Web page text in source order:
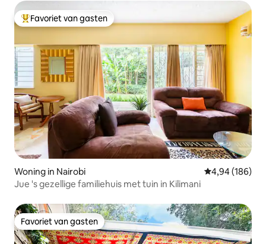
Topfavoriet van gasten
Favoriet van gasten
Woning in Nairobi Gemiddelde
4,94 (186)
Jue 's gezellige familiehuis met tuin in Kilimani
Favoriet van gasten
Favoriet van gasten